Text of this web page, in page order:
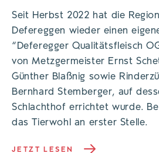
Seit Herbst 2022 hat die
Defereggen wieder einen
“Deferegger Qualitätsfleisch
von Metzgermeister Ernst
Günther Blaßnig sowie
Bernhard Stemberger, auf
Schlachthof errichtet wurde.
das Tierwohl an erster Stelle.
JETZT LESEN